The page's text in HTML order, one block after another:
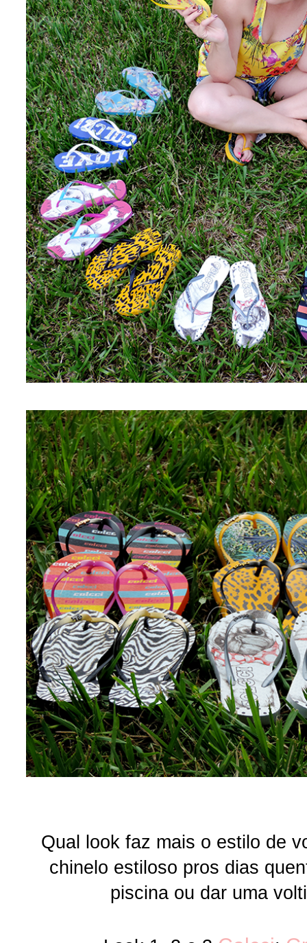
Qual look faz mais o estilo de
chinelo estiloso pros dias
piscina ou dar uma